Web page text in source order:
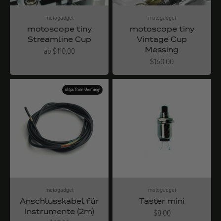
motogadget
motoscope tiny
Streamline Cup
Angebot
ab $110.00
motogadget
motoscope tiny
Vintage Cup
Messing
Angebot
$160.00
ships from Germany
motogadget
Anschlusskabel für
Instrumente (2m)
motogadget
Taster mini
Angebot
$8.00